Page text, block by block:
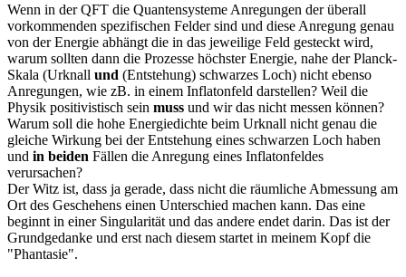
Wenn in der QFT die Quantensysteme Anregungen der überall
vorkommenden spezifischen Felder sind und diese Anregung genau
von der Energie abhängt die in das jeweilige Feld gesteckt wird,
warum sollten dann die Prozesse höchster Energie, nahe der Planck-
Skala (Urknall und (Entstehung) schwarzes Loch) nicht ebenso
Anregungen, wie zB. in einem Inflatonfeld darstellen? Weil die
Physik positivistisch sein muss und wir das nicht messen können?
Warum soll die hohe Energiedichte beim Urknall nicht genau die
gleiche Wirkung bei der Entstehung eines schwarzen Loch haben
und in beiden Fällen die Anregung eines Inflatonfeldes
verursachen?
Der Witz ist, dass ja gerade, dass nicht die räumliche Abmessung am
Ort des Geschehens einen Unterschied machen kann. Das eine
beginnt in einer Singularität und das andere endet darin. Das ist der
Grundgedanke und erst nach diesem startet in meinem Kopf die
"Phantasie".